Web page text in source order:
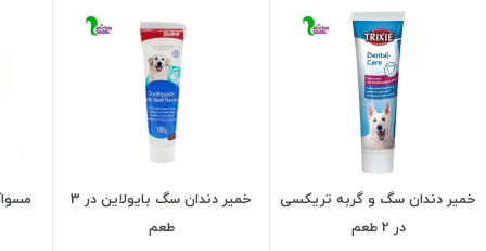
خمیر دندان سگ و گربه تریکسی
در 2 طعم
خمیر دندان سگ بایولاین در 3
طعم